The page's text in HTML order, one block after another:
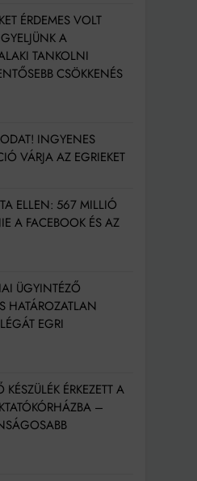
ÉRDEMES VOLT
A
TANKOLNI
CSÖKKENÉS
INGYENES
VÁRJA AZ EGRIEKET
ELLEN: 567 MILLIÓ
A FACEBOOK ÉS AZ
ÜGYINTÉZŐ
HATÁROZATLAN
EGRI
ÉRKEZETT A
–